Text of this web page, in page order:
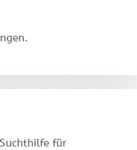
für